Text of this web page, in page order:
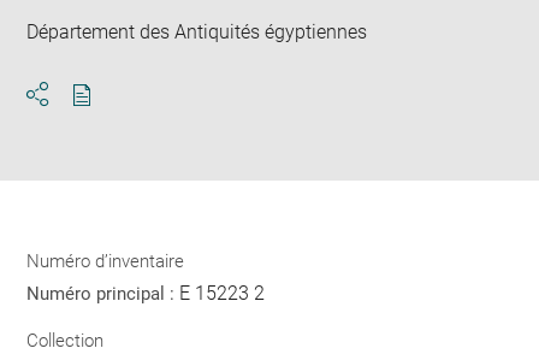
Département des Antiquités égyptiennes
de
la
pdf
Numéro d’inventaire
Numéro principal : E 15223 2
Collection